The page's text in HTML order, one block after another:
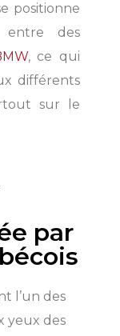
positionne
des
, ce qui
différents
sur le
par
l’un des
yeux des